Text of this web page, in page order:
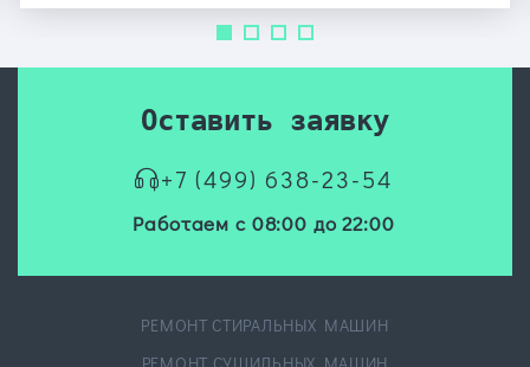
Оставить заявку
+7 (499) 638-23-54
Работаем с 08:00 до 22:00
РЕМОНТ СТИРАЛЬНЫХ МАШИН